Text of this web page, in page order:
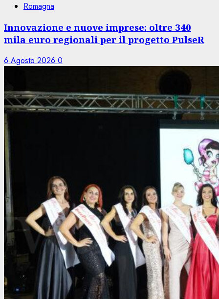
Romagna
Innovazione e nuove imprese: oltre 340
mila euro regionali per il progetto PulseR
6 Agosto 2026 0